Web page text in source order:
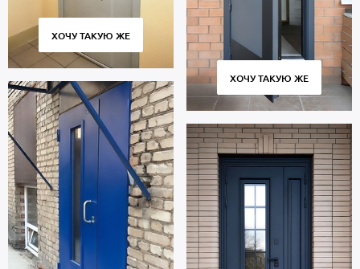
ХОЧУ ТАКУЮ ЖЕ
ХОЧУ ТАКУЮ ЖЕ